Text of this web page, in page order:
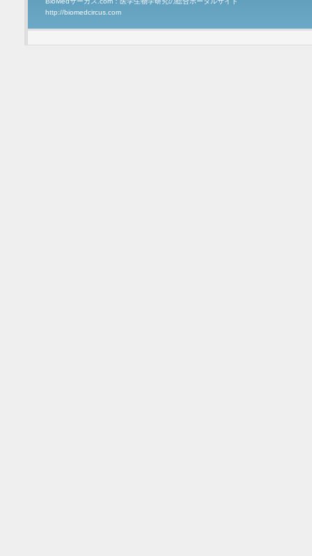
http://biomedcircus.com